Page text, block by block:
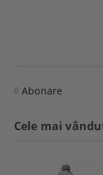
Abonare
Cele mai